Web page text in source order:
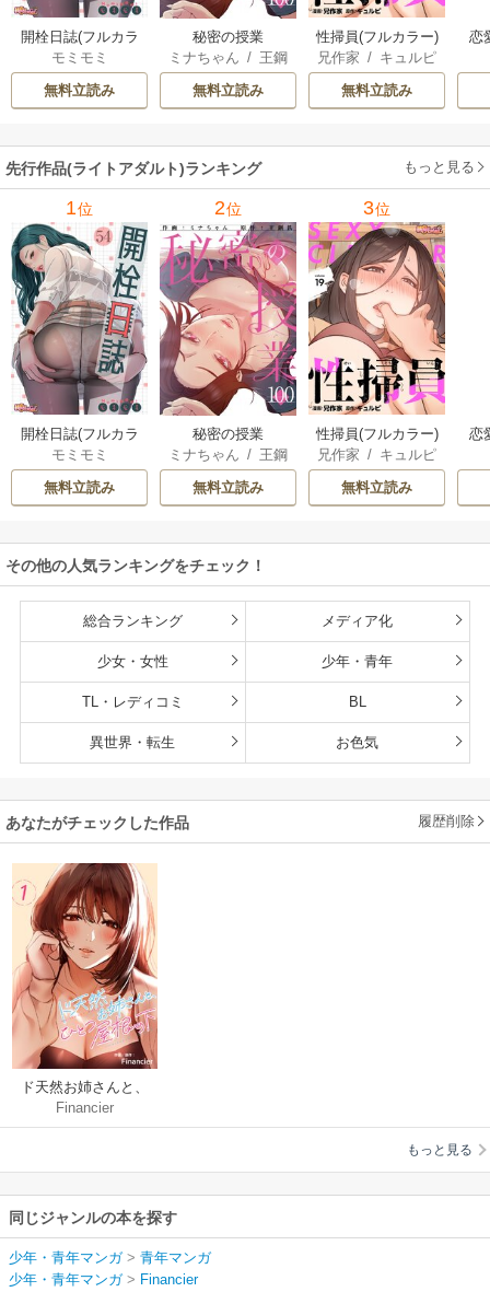
開栓日誌(フルカラ
ー)
モミモミ
無料立読み
秘密の授業
ミナちゃん / 王鋼
鉄
無料立読み
性掃員(フルカラー)
兄作家 / キュルピ
無料立読み
恋
先行作品(ライトアダルト)ランキング もっと見る
1位
開栓日誌(フルカラ
ー)
モミモミ
無料立読み
2位
秘密の授業
ミナちゃん / 王鋼
鉄
無料立読み
3位
性掃員(フルカラー)
兄作家 / キュルピ
無料立読み
恋
その他の人気ランキングをチェック！
総合ランキング メディア化
少女・女性 少年・青年
TL・レディコミ BL
異世界・転生 お色気
あなたがチェックした作品 履歴削除
ド天然お姉さんと、
ひとつ屋根の下
Financier
もっと見る
同じジャンルの本を探す
少年・青年マンガ> 青年マンガ
少年・青年マンガ> Financier